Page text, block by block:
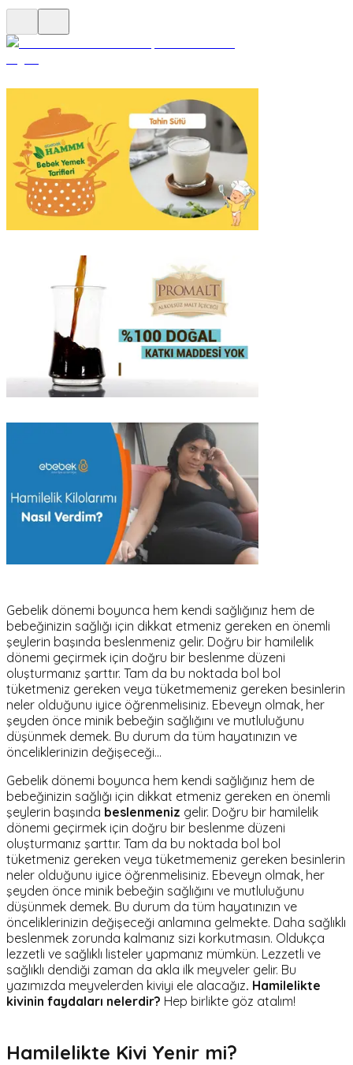
Gebelik dönemi boyunca hem kendi sağlığınız hem de
bebeğinizin sağlığı için dikkat etmeniz gereken en önemli
şeylerin başında beslenmeniz gelir. Doğru bir hamilelik
dönemi geçirmek için doğru bir beslenme düzeni
oluşturmanız şarttır. Tam da bu noktada bol bol
tüketmeniz gereken veya tüketmemeniz gereken besinlerin
neler olduğunu iyice öğrenmelisiniz. Ebeveyn olmak, her
şeyden önce minik bebeğin sağlığını ve mutluluğunu
düşünmek demek. Bu durum da tüm hayatınızın ve
önceliklerinizin değişeceği…
Gebelik dönemi boyunca hem kendi sağlığınız hem de
bebeğinizin sağlığı için dikkat etmeniz gereken en önemli
şeylerin başında beslenmeniz gelir. Doğru bir hamilelik
dönemi geçirmek için doğru bir beslenme düzeni
oluşturmanız şarttır. Tam da bu noktada bol bol
tüketmeniz gereken veya tüketmemeniz gereken besinlerin
neler olduğunu iyice öğrenmelisiniz. Ebeveyn olmak, her
şeyden önce minik bebeğin sağlığını ve mutluluğunu
düşünmek demek. Bu durum da tüm hayatınızın ve
önceliklerinizin değişeceği anlamına gelmekte. Daha sağlıklı
beslenmek zorunda kalmanız sizi korkutmasın. Oldukça
lezzetli ve sağlıklı listeler yapmanız mümkün. Lezzetli ve
sağlıklı dendiği zaman da akla ilk meyveler gelir. Bu
yazımızda meyvelerden kiviyi ele alacağız. Hamilelikte
kivinin faydaları nelerdir? Hep birlikte göz atalım!
Hamilelikte Kivi Yenir mi?